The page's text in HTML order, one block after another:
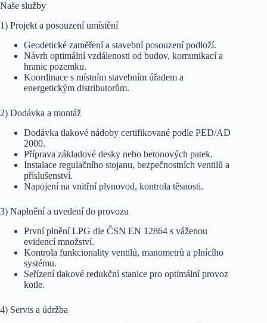
Naše služby
1) Projekt a posouzení umístění
Geodetické zaměření a stavební posouzení podloží.
Návrh optimální vzdálenosti od budov, komunikací a
hranic pozemku.
Koordinace s místním stavebním úřadem a
energetickým distributorům.
2) Dodávka a montáž
Dodávka tlakové nádoby certifikované podle PED/AD
2000.
Příprava základové desky nebo betonových patek.
Instalace regulačního stojanu, bezpečnostních ventilů a
příslušenství.
Napojení na vnitřní plynovod, kontrola těsnosti.
3) Naplnění a uvedení do provozu
První plnění LPG dle ČSN EN 12864 s váženou
evidencí množství.
Kontrola funkcionality ventilů, manometrů a plnícího
systému.
Seřízení tlakové redukční stanice pro optimální provoz
kotle.
4) Servis a údržba